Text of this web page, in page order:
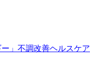
」不調改善ヘルスケア